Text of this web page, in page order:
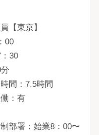
【東京】
00
：30
間：7.5時間
：有
部署：始業8：00〜